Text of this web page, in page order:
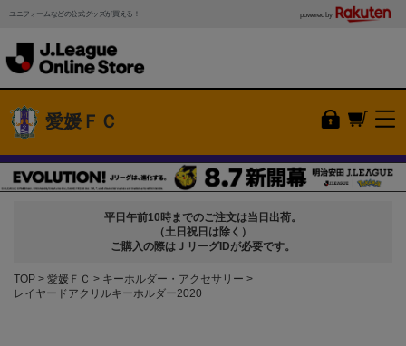
ユニフォームなどの公式グッズが買える！ powered by
愛媛ＦＣ
平日午前10時までのご注文は当日出荷。
（土日祝日は除く）
ご購入の際はＪリーグIDが必要です。
TOP 愛媛ＦＣ
キーホルダー・アクセサリー
レイヤードアクリルキーホルダー2020